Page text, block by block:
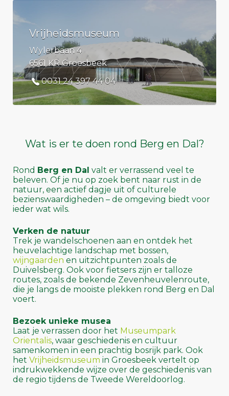
Vrijheidsmuseum
Wylerbaan 4
6561 KR Groesbeek
0031 24 397 44 04
Wat is er te doen rond Berg en Dal?
Rond Berg en Dal valt er verrassend veel te
beleven. Of je nu op zoek bent naar rust in de
natuur, een actief dagje uit of culturele
bezienswaardigheden – de omgeving biedt voor
ieder wat wils.
Verken de natuur
Trek je wandelschoenen aan en ontdek het
heuvelachtige landschap met bossen,
wijngaarden en uitzichtpunten zoals de
Duivelsberg. Ook voor fietsers zijn er talloze
routes, zoals de bekende Zevenheuvelenroute,
die je langs de mooiste plekken rond Berg en Dal
voert.
Bezoek unieke musea
Laat je verrassen door het Museumpark
Orientalis, waar geschiedenis en cultuur
samenkomen in een prachtig bosrijk park. Ook
het Vrijheidsmuseum in Groesbeek vertelt op
indrukwekkende wijze over de geschiedenis van
de regio tijdens de Tweede Wereldoorlog.